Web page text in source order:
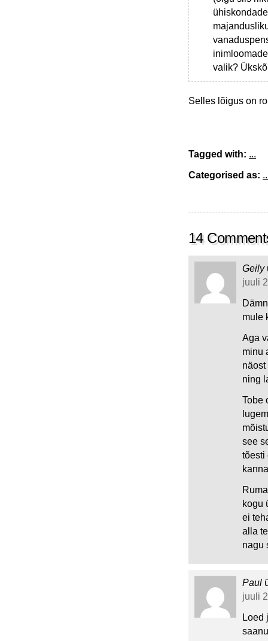
valik?
Selles lõigus on
Tagged with: ...
Categorised as:
14
Geily
juuli
mule
Aga
minu
ning
Tobe
see
tõesti
kogu
ei
alla
nagu
Paul
juuli
Loed